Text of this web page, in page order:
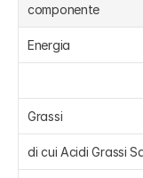
componente
Energia
Grassi
di cui Acidi Grassi